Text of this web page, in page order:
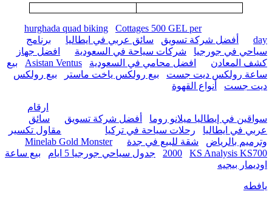
hurghada quad biking
Cottages 500 GEL per
day
أفضل شركة تسويق سائق عربي في ايطاليا
برنامج
سياحي في جورجيا
شركات سياحة في السعودية
افضل جهاز
كشف المعادن
افضل محامي في السعودية Asistan Ventus
بيع
ساعة رولكس ديت جست
بيع رولكس ياخت ماستر
بيع رولكس
ديت جست
أنواع القهوة
ارقام
سواقين في إيطاليا ميلانو روما
أفضل شركة تسويق
سائق
عربي في ايطاليا
رحلات سياحة في تركيا
مقاول تكسير
وترميم بالرياض
شقة للبيع في جدة
Minelab Gold Monster
2000
KS Analysis KS700 جدول سياحي جورجيا 5 ايام
بيع ساعة
اوديمار بيجيه
يافطه